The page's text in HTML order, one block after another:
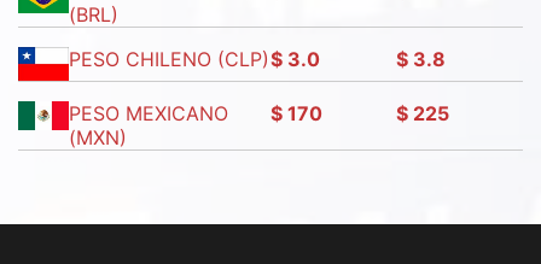
(BRL)
PESO CHILENO (CLP)$ 3.0 $ 3.8
PESO MEXICANO
(MXN)
$ 170 $ 225